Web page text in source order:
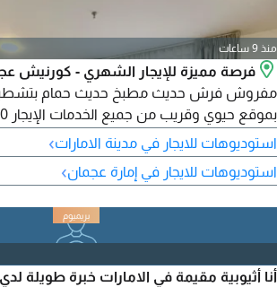
منذ 9 ساعات
فرصة مميزة للإيجار الشهري - كورنيش
مفروش فرش حديث مطبخ حديث حمام
700 درهم
استوديوهات للايجار في مدينة الامارات›
استوديوهات للايجار في إمارة عجمان›
أنا أثيوبية مقيمة في الامارات خبرة طويلة